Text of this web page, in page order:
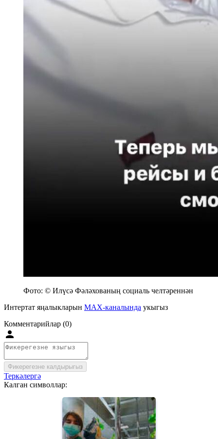
Фото: © Илүсә Фәләхованың социаль челтәреннән
Интертат яңалыкларын MAX-каналында укыгыз
Комментарийлар (0)
Фикерегезне калдырыгыз
Теркәлергә
Калган символлар: